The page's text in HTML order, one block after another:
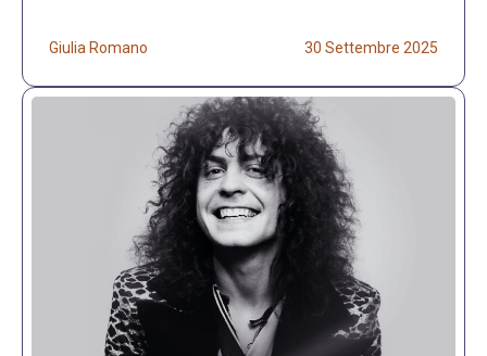
Giulia Romano 30 Settembre 2025